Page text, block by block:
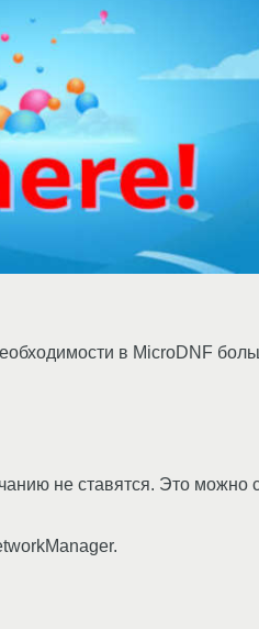
в MicroDNF
не ставятся. Это можно